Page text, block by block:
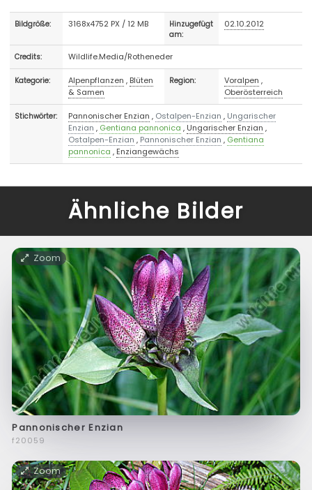
Bildgröße: 3168x4752 PX / 12 MB
Hinzugefügt
am:
02.10.2012
Credits: Wildlife.Media/Rotheneder
Kategorie: Alpenpflanzen , Blüten
& Samen
Region: Voralpen ,
Oberösterreich
Stichwörter: Pannonischer Enzian , Ostalpen-Enzian , Ungarischer
Enzian , Gentiana pannonica , Ungarischer Enzian ,
Ostalpen-Enzian , Pannonischer Enzian , Gentiana
pannonica , Enziangewächs
Ähnliche Bilder
Zoom
Pannonischer Enzian
f20059
Zoom